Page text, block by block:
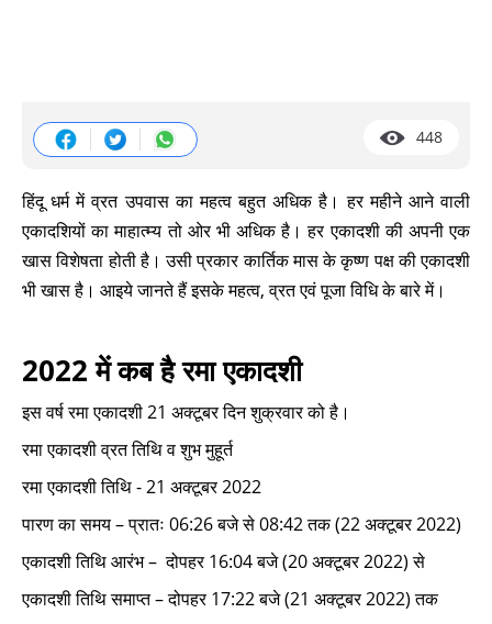
448
हिंदू धर्म में व्रत उपवास का महत्व बहुत अधिक है। हर महीने आने वाली
एकादशियों का माहात्म्य तो ओर भी अधिक है। हर एकादशी की अपनी एक
खास विशेषता होती है। उसी प्रकार कार्तिक मास के कृष्ण पक्ष की एकादशी
भी खास है। आइये जानते हैं इसके महत्व, व्रत एवं पूजा विधि के बारे में।
2022 में कब है रमा एकादशी
इस वर्ष रमा एकादशी 21 अक्टूबर दिन शुक्रवार को है।
रमा एकादशी व्रत तिथि व शुभ मुहूर्त
रमा एकादशी तिथि - 21 अक्टूबर 2022
पारण का समय – प्रातः 06:26 बजे से 08:42 तक (22 अक्टूबर 2022)
एकादशी तिथि आरंभ – दोपहर 16:04 बजे (20 अक्टूबर 2022) से
एकादशी तिथि समाप्त – दोपहर 17:22 बजे (21 अक्टूबर 2022) तक